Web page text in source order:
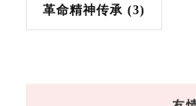
革命精神传承 (3)